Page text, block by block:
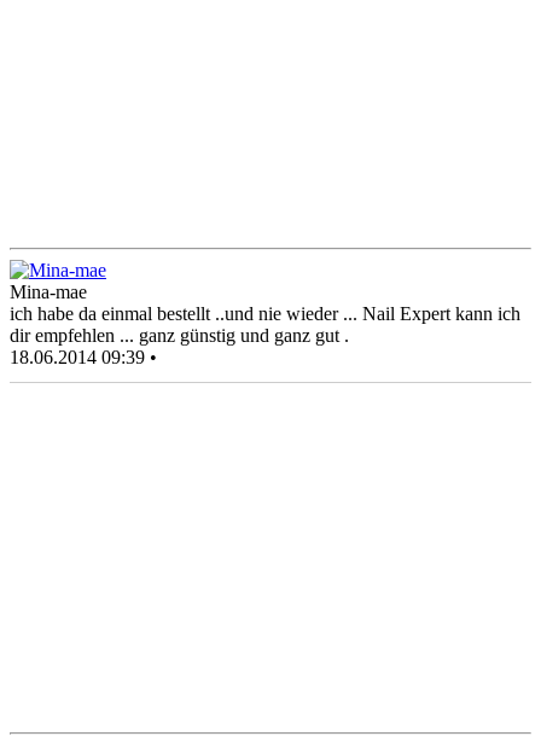
Mina-mae
ich habe da einmal bestellt ..und nie wieder ... Nail Expert kann ich
dir empfehlen ... ganz günstig und ganz gut .
18.06.2014 09:39 •